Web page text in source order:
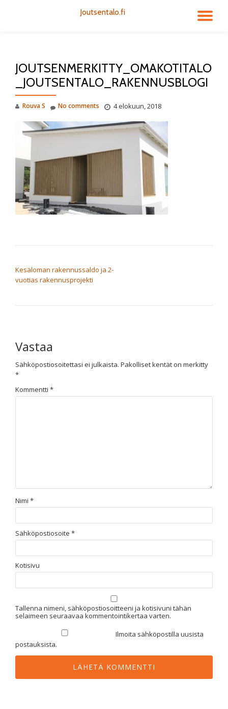
Joutsentalo.fi
JOUTSENMERKITTY_OMAKOTITALO
_JOUTSENTALO_RAKENNUSBLOGI
Rouva S 4 elokuun, 2018
No comments
Kesäloman rakennussaldo ja 2-
vuotias rakennusprojekti
Vastaa
Sähköpostiosoitettasi ei julkaista. Pakolliset kentät on merkitty
*
Kommentti *
Nimi *
Sähköpostiosoite *
Kotisivu
Tallenna nimeni, sähköpostiosoitteeni ja kotisivuni tähän
selaimeen seuraavaa kommentointikertaa varten.
Ilmoita sähköpostilla uusista
postauksista.